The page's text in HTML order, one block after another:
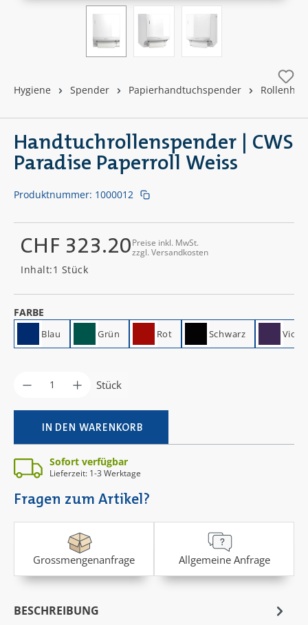
Hygiene Spender Papierhandtuchspender
Handtuchrollenspender | CWS
Paradise Paperroll Weiss
Regulärer Preis:
CHF 323.20Preise inkl. MwSt.
zzgl. Versandkosten
Inhalt:1 Stück
FARBE
Blau Grün Rot Schwarz
Produkt Anzahl: Gib den gewünschten
Stück
IN DEN WARENKORB
Sofort verfügbar
Lieferzeit: 1-3 Werktage
Produktnummer: 1000012
Fragen zum Artikel?
Grossmengenanfrage Allgemeine Anfrage
BESCHREIBUNG